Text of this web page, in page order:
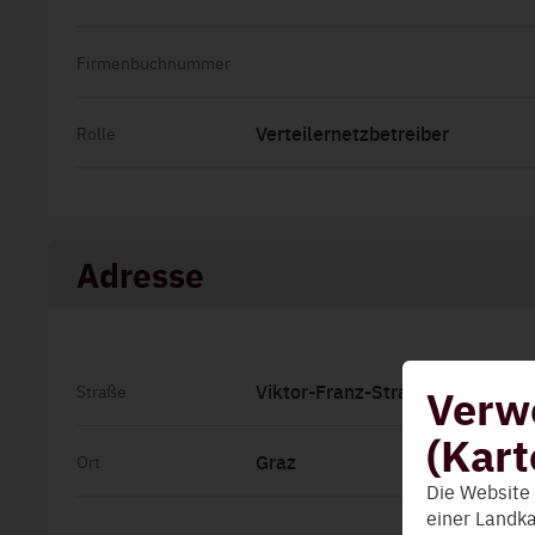
Firmenbuchnummer
Rolle Verteilernetzbetreiber
Adresse
Straße Viktor-Franz-Straße 15
Ort Graz
Die
einer